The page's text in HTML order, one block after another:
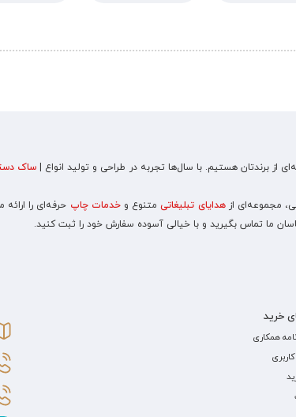
از برندتان هستیم. با سال‌ها تجربه در طراحی و تولید انواع |ساک
مجموعه‌ای ازهدایای تبلیغاتیمتنوع وخدمات چاپ حرفه‌ای را
ما تماس بگیرید و با خیالی آسوده سفارش خود را ثبت کنید.
خرید
همکاری